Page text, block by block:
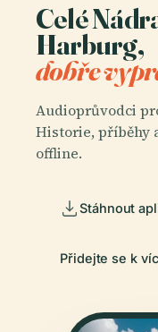
Celé
Harburg,
dobře
Audioprůvodci
Historie, příběhy
offline.
Stáhnout
Přidejte se k